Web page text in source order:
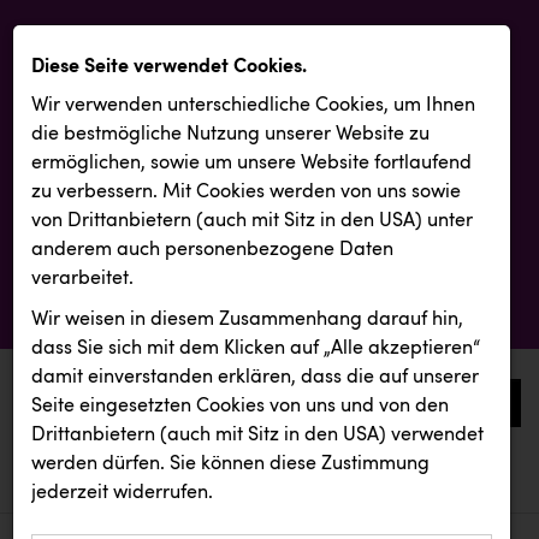
0
aktuelle aussendungen
aktuelle aussendungen
Diese Seite verwendet Cookies.
Wir verwenden unterschiedliche Cookies, um Ihnen
die best­mögliche Nutzung unserer Website zu
ermöglichen, sowie um unsere Website fortlaufend
zu verbessern. Mit Cookies werden von uns sowie
von Drittanbietern (auch mit Sitz in den USA) unter
anderem auch personenbezogene Daten
verarbeitet.
Wir weisen in diesem Zusammenhang darauf hin,
dass Sie sich mit dem Klicken auf „Alle akzeptieren“
damit ein­ver­standen erklären, dass die auf unserer
Seite eingesetzten Cookies von uns und von den
Drittanbietern (auch mit Sitz in den USA) verwendet
werden dürfen. Sie können diese Zustimmung
jederzeit widerrufen.